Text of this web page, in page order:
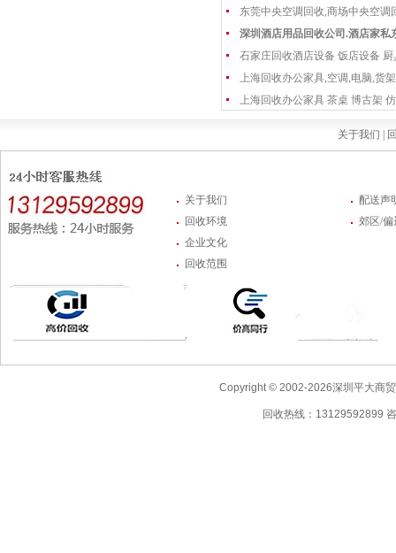
东莞中央空调回收,商场中央空调
深圳酒店用品回收公司.酒店家私
石家庄回收酒店设备 饭店设备 厨
上海回收办公家具,空调,电脑,货
上海回收办公家具 茶桌 博古架
关于我们 |
关于我们
回收环境
企业文化
回收范围
配送声
郊区/
Copyright © 2002-2026深圳平大商
回收热线：13129592899